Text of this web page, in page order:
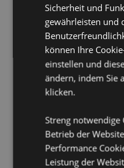
Spülmaschinenfest:
Wiederverwendbar:Ja
Volumen:600ml
BPA-frei:
Lizenz-Informationen:
lizenziert und kann
Produkttressourcen:
Möchten Sie mehr
erfahren? Dann lesen
Sicherheit und
gewährleisten und
können Ihre
einstellen und
ändern, indem Sie
klicken.
Streng notwendige
Betrieb der
Performance
Leistung der